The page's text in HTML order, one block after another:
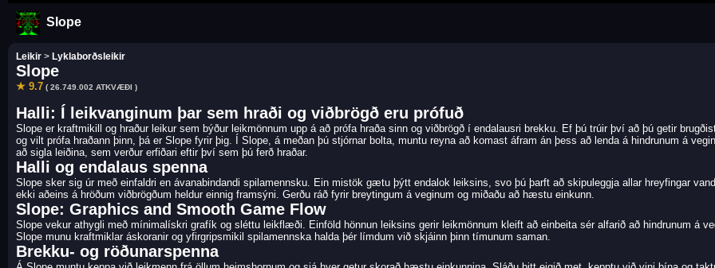
Slope
Leikir > Lyklaborðsleikir
Slope
★ 9.7 ( 26.749.002 ATKVÆÐI )
Halli: Í leikvanginum þar sem hraði og viðbrögð eru prófuð
Slope er kraftmikill og hraður leikur sem býður leikmönnum upp á að prófa hraða sinn og viðbrögð í endalausri brekku. Ef þú trúir því að þú getir
og vilt prófa hraðann þinn, þá er Slope fyrir þig. Í Slope, á meðan þú stjórnar bolta, muntu reyna að komast áfram án þess að lenda á hindrunum á
að sigla leiðina, sem verður erfiðari eftir því sem þú ferð hraðar.
Halli og endalaus spenna
Slope sker sig úr með einfaldri en ávanabindandi spilamennsku. Ein mistök gætu þýtt endalok leiksins, svo þú þarft að skipuleggja allar hreyfingar
ekki aðeins á hröðum viðbrögðum heldur einnig framsýni. Gerðu ráð fyrir breytingum á veginum og miðaðu að hæstu einkunn.
Slope: Graphics and Smooth Game Flow
Slope vekur athygli með mínimalískri grafík og sléttu leikflæði. Einföld hönnun leiksins gerir leikmönnum kleift að einbeita sér alfarið að hindrunum á
Slope munu kraftmiklar áskoranir og yfirgripsmikil spilamennska halda þér límdum við skjáinn þinn tímunum saman.
Brekku- og röðunarspenna